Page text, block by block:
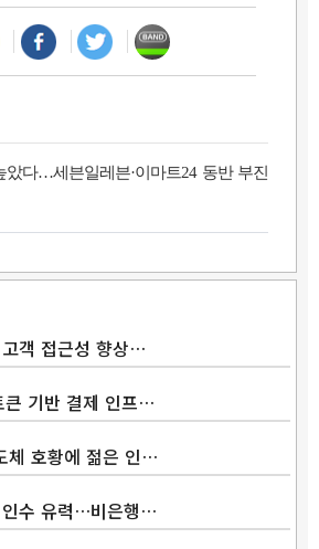
았다…세븐일레븐·이마트24 동반 부진
객 접근성 향상…
큰 기반 결제 인프…
체 호황에 젊은 인…
인수 유력…비은행…